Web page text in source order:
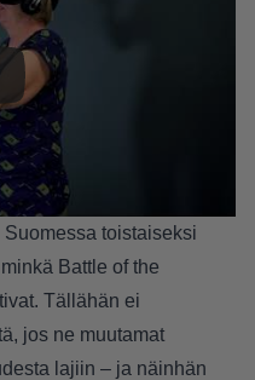
toistaiseksi
Battle of the
Tällähän ei
jos ne muutamat
lajiin – ja näinhän